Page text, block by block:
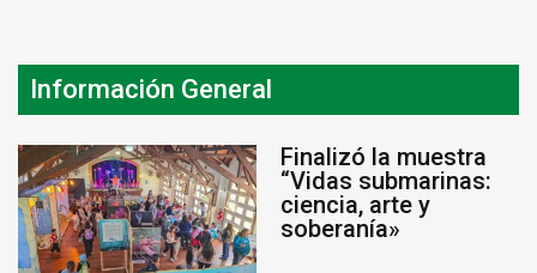
Información General
Finalizó la muestra
“Vidas submarinas:
ciencia, arte y
soberanía»